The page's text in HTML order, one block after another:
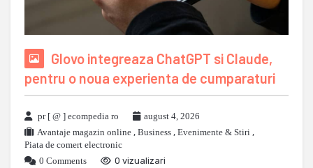
Glovo integreaza ChatGPT si Claude,
pentru o noua experienta de cumparaturi
pr [ @ ] ecompedia ro
august 4, 2026
Avantaje magazin online , Business , Evenimente & Stiri ,
Piata de comert electronic
0 Comments
0 vizualizari